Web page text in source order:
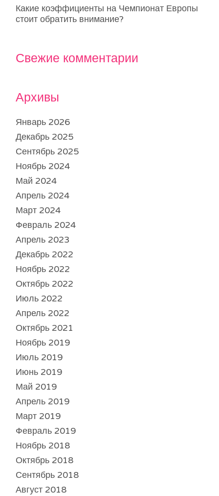
Какие коэффициенты на Чемпионат Европы
стоит обратить внимание?
Свежие комментарии
Архивы
Январь 2026
Декабрь 2025
Сентябрь 2025
Ноябрь 2024
Май 2024
Апрель 2024
Март 2024
Февраль 2024
Апрель 2023
Декабрь 2022
Ноябрь 2022
Октябрь 2022
Июль 2022
Апрель 2022
Октябрь 2021
Ноябрь 2019
Июль 2019
Июнь 2019
Май 2019
Апрель 2019
Март 2019
Февраль 2019
Ноябрь 2018
Октябрь 2018
Сентябрь 2018
Август 2018